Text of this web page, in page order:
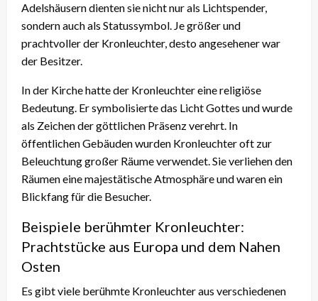
Adelshäusern dienten sie nicht nur als Lichtspender,
sondern auch als Statussymbol. Je größer und
prachtvoller der Kronleuchter, desto angesehener war
der Besitzer.
In der Kirche hatte der Kronleuchter eine religiöse
Bedeutung. Er symbolisierte das Licht Gottes und wurde
als Zeichen der göttlichen Präsenz verehrt. In
öffentlichen Gebäuden wurden Kronleuchter oft zur
Beleuchtung großer Räume verwendet. Sie verliehen den
Räumen eine majestätische Atmosphäre und waren ein
Blickfang für die Besucher.
Beispiele berühmter Kronleuchter:
Prachtstücke aus Europa und dem Nahen
Osten
Es gibt viele berühmte Kronleuchter aus verschiedenen